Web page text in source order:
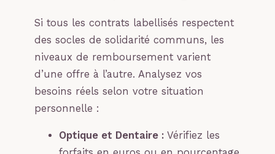
Si tous les contrats labellisés respectent
des socles de solidarité communs, les
niveaux de remboursement varient
d’une offre à l’autre. Analysez vos
besoins réels selon votre situation
personnelle :
Optique et Dentaire : Vérifiez les